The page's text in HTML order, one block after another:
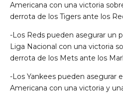
Americana con una victoria
derrota de los Tigers ante los
-Los Reds pueden asegurar un
Liga Nacional con una victoria
derrota de los Mets ante los
-Los Yankees pueden asegurar
Americana con una victoria y